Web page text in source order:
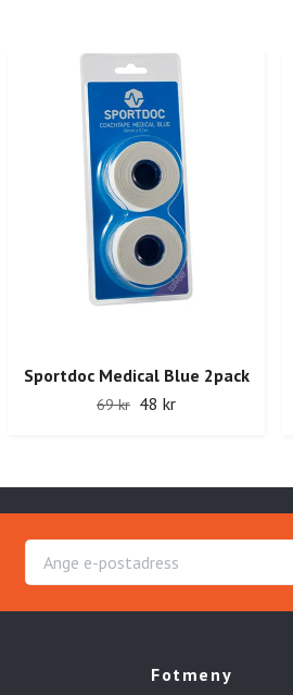
Sportdoc Medical Blue 2pack
69 kr 48 kr
Fotmeny